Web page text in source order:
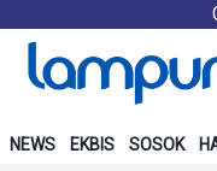
NEWS EKBIS SOSOK